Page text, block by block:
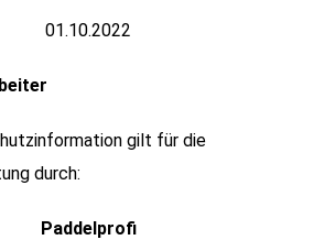
01.10.2022
gilt für die
durch:
Paddelprofi